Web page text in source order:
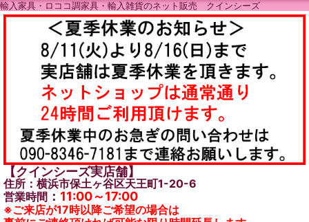
輸入家具・ロココ調家具・輸入雑貨のネット販売 クインシーズ
【クインシーズ実店舗】
住所：横浜市保土ヶ谷区天王町1-20-6
営業時間 ： 11:00～17:00
※ご来店が17時以降ご希望の場合は